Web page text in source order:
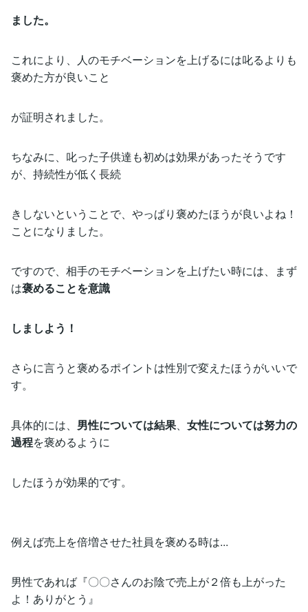
ました。
これにより、人のモチベーションを上げるには叱るよりも
褒めた方が良いこと
が証明されました。
ちなみに、叱った子供達も初めは効果があったそうです
が、持続性が低く長続
きしないということで、やっぱり褒めたほうが良いよね！
ことになりました。
ですので、相手のモチベーションを上げたい時には、まず
は褒めることを意識
しましよう！
さらに言うと褒めるポイントは性別で変えたほうがいいで
す。
具体的には、 男性については結果、 女性については努力の
過程を褒めるように
したほうが効果的です。
例えば売上を倍増させた社員を褒める時は...
男性であれば『〇〇さんのお陰で売上が２倍も上がった
よ！ありがとう』